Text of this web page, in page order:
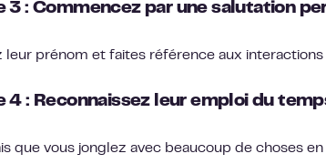
3 : Commencez par une salutation
leur prénom et faites référence aux
4 : Reconnaissez leur emploi du
que vous jonglez avec beaucoup de choses